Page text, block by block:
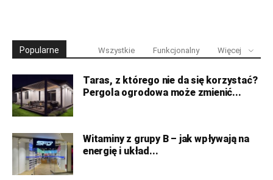
Popularne Wszystkie Funkcjonalny Więcej
Taras, z którego nie da się korzystać?
Pergola ogrodowa może zmienić...
Witaminy z grupy B – jak wpływają na
energię i układ...